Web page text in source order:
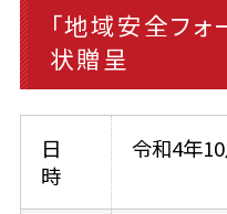
「地域安全フ
状贈呈
日
時
令和4年10